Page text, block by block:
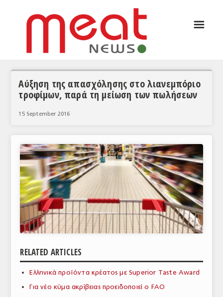
ΣΥΝΕΝΤΕΥΞΕΙΣ
ΘΕΜΑΤΑ
ΚΟΣΜΟΣ
ΕΙΔΗΣΕΙΣ
ΕΥΡΩΠΑΪΚΕΣ ΑΠΟΦΑΣΕΙΣ
ΘΕΜΑΤΑ
ΕΜΠΟΡΙΚΟΣ ΚΑΤΑΛΟΓΟΣ
ΠΑΡΑΓΩΓΗ & ΕΜΠΟΡΙΑ
☰
Αύξηση της απασχόλησης στο λιανεμπόριο
τροφίμων, παρά τη μείωση των πωλήσεων
15 September 2016
RELATED ARTICLES
Ελληνικά προϊόντα κρέατος με Superior Taste Award
Για νέο κύμα ακρίβειας προειδοποιεί ο FAO